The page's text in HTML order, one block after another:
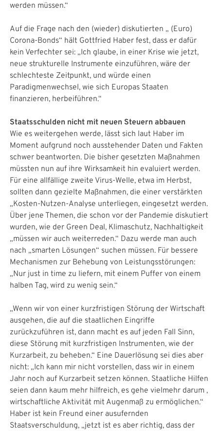
werden müssen.“
Auf die Frage nach den (wieder) diskutierten „ (Euro)
Corona-Bonds“ hält Gottfried Haber fest, dass er dafür
kein Verfechter sei: „Ich glaube, in einer Krise wie jetzt,
neue strukturelle Instrumente einzuführen, wäre der
schlechteste Zeitpunkt, und würde einen
Paradigmenwechsel, wie sich Europas Staaten
finanzieren, herbeiführen.“
Staatsschulden nicht mit neuen Steuern abbauen
Wie es weitergehen werde, lässt sich laut Haber im
Moment aufgrund noch ausstehender Daten und Fakten
schwer beantworten. Die bisher gesetzten Maßnahmen
müssten nun auf ihre Wirksamkeit hin evaluiert werden.
Für eine allfällige zweite Virus-Welle, etwa im Herbst,
sollten dann gezielte Maßnahmen, die einer verstärkten
„Kosten-Nutzen-Analyse unterliegen, eingesetzt werden.
Über jene Themen, die schon vor der Pandemie diskutiert
wurden, wie der Green Deal, Klimaschutz, Nachhaltigkeit
„müssen wir auch weiterreden.“ Dazu werde man auch
nach „smarten Lösungen“ suchen müssen. Für bessere
Mechanismen zur Behebung von Leistungsstörungen:
„Nur just in time zu liefern, mit einem Puffer von einem
halben Tag, wird zu wenig sein.“
„Wenn wir von einer kurzfristigen Störung der Wirtschaft
ausgehen, die auf die staatlichen Eingriffe
zurückzuführen ist, dann macht es auf jeden Fall Sinn,
diese Störung mit kurzfristigen Instrumenten, wie der
Kurzarbeit, zu beheben.“ Eine Dauerlösung sei dies aber
nicht: „Ich kann mir nicht vorstellen, dass wir in einem
Jahr noch auf Kurzarbeit setzen können. Staatliche Hilfen
seien dann kaum mehr hilfreich, es gehe vielmehr darum ,
wirtschaftliche Aktivität mit Augenmaß zu ermöglichen.“
Haber ist kein Freund einer ausufernden
Staatsverschuldung, „jetzt ist es aber richtig, dass der